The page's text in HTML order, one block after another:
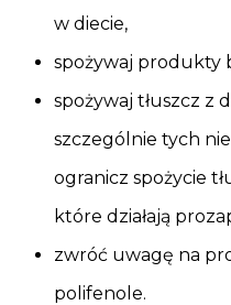
w diecie,
spożywaj produkty
spożywaj tłuszcz z
szczególnie tych
ogranicz spożycie
które działają
zwróć uwagę na
polifenole.